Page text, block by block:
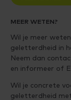
MEER WETEN?
Wil je meer
geletterdheid in
Neem dan
en informeer of
Wil je concrete
geletterdheid